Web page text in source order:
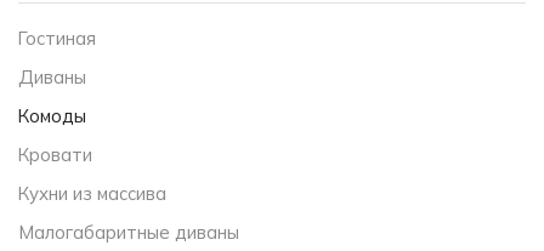
Гостиная
Диваны
Комоды
Кровати
Кухни из массива
Малогабаритные диваны